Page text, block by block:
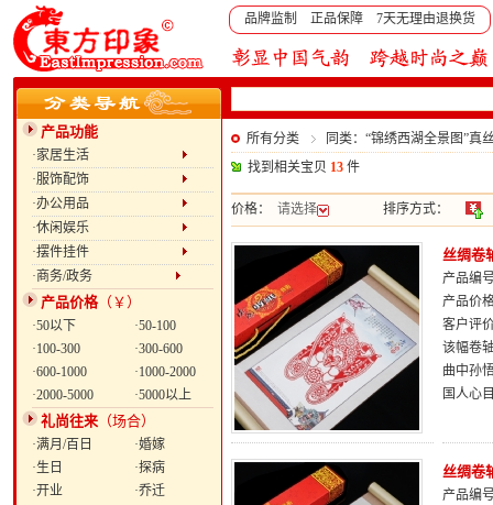
品牌监制 正品保障 7天无理由退换货
产品功能
·家居生活
·服饰配饰
·办公用品
·休闲娱乐
·摆件挂件
·商务/政务
产品价格（￥）
·50以下
·50-100
·100-300
·300-600
·600-1000
·1000-2000
·2000-5000
·5000以上
礼尚往来 （场合）
·满月/百日
·婚嫁
·生日
·探病
·开业
·乔迁
所有分类
同类：“锦绣西湖全景图”真
找到相关宝贝 13 件
价格： 请选择 排序方式：
丝绸卷
产品编
产品价
客户评
该幅卷
曲中孙
国人心
丝绸卷
产品编